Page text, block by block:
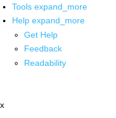
Tools expand_more
Help expand_more
Get Help
Feedback
Readability
x